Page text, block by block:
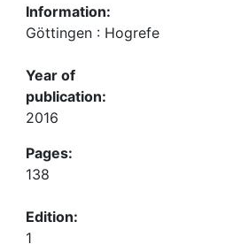
Information:
Göttingen : Hogrefe
Year of
publication:
2016
Pages:
138
Edition:
1